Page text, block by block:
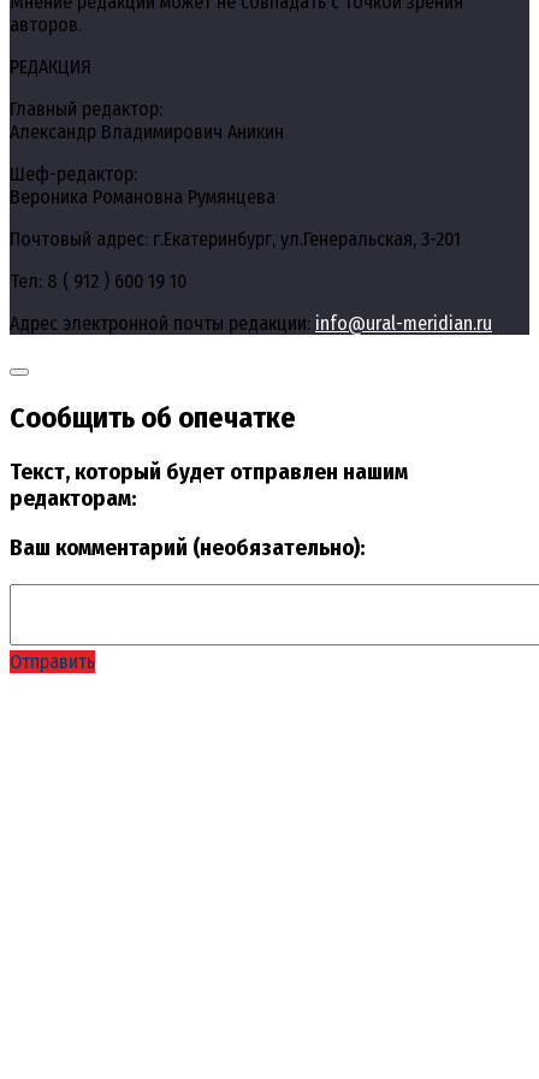
авторов.
РЕДАКЦИЯ
Главный редактор:
Александр Владимирович Аникин
Шеф-редактор:
Вероника Романовна Румянцева
Почтовый адрес: г.Екатеринбург, ул.Генеральская, 3-201
Тел: 8 ( 912 ) 600 19 10
Адрес электронной почты редакции: info@ural-meridian.ru
Сообщить об опечатке
Текст, который будет отправлен нашим
редакторам:
Ваш комментарий (необязательно):
Отправить